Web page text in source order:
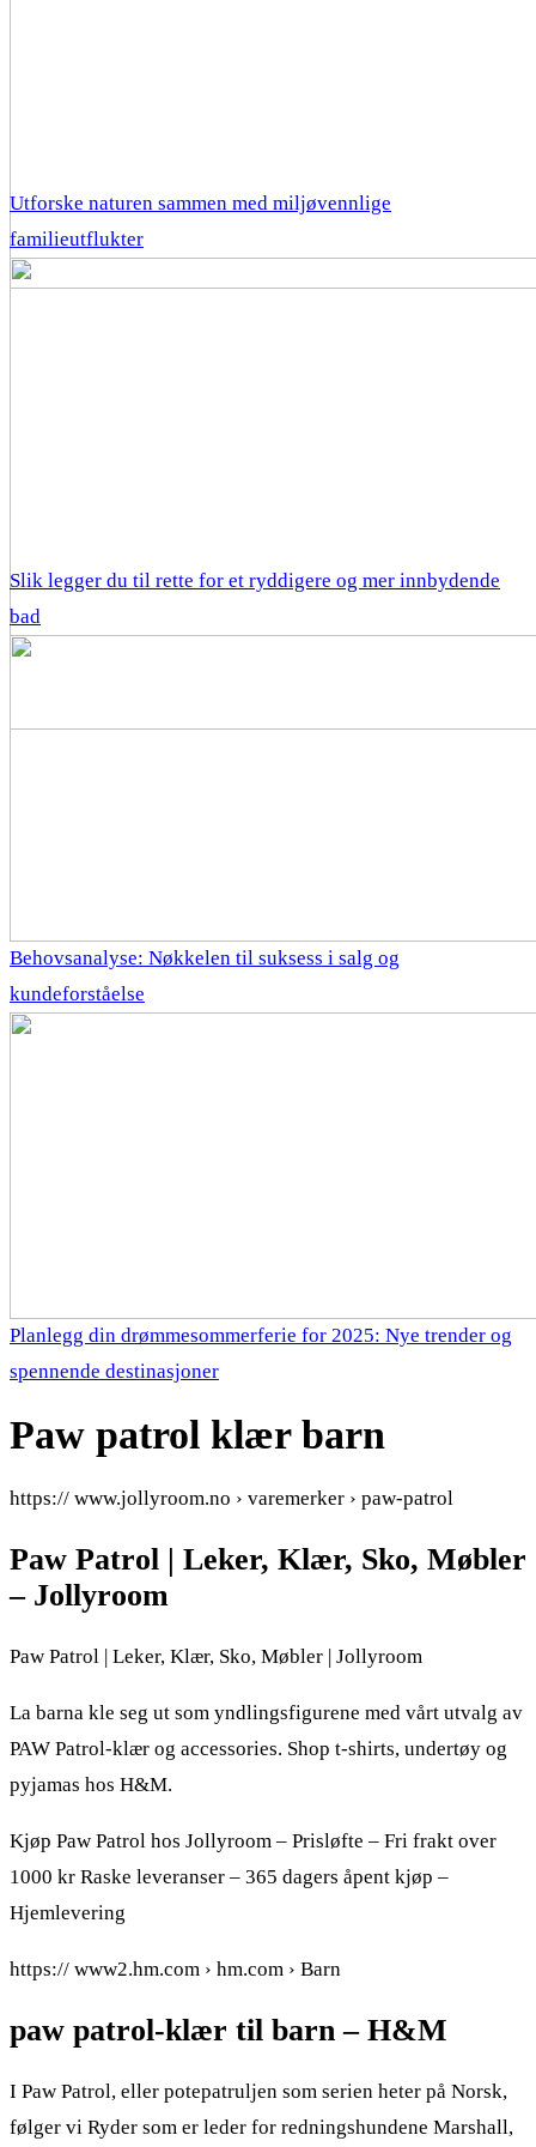
Utforske naturen sammen med miljøvennlige
familieutflukter
Slik legger du til rette for et ryddigere og mer innbydende
bad
Behovsanalyse: Nøkkelen til suksess i salg og
kundeforståelse
Planlegg din drømmesommerferie for 2025: Nye trender og
spennende destinasjoner
Paw patrol klær barn
https:// www.jollyroom.no › varemerker › paw-patrol
Paw Patrol | Leker, Klær, Sko, Møbler
– Jollyroom
Paw Patrol | Leker, Klær, Sko, Møbler | Jollyroom
La barna kle seg ut som yndlingsfigurene med vårt utvalg av
PAW Patrol-klær og accessories. Shop t-shirts, undertøy og
pyjamas hos H&M.
Kjøp Paw Patrol hos Jollyroom – Prisløfte – Fri frakt over
1000 kr Raske leveranser – 365 dagers åpent kjøp –
Hjemlevering
https:// www2.hm.com › hm.com › Barn
paw patrol-klær til barn – H&M
I Paw Patrol, eller potepatruljen som serien heter på Norsk,
følger vi Ryder som er leder for redningshundene Marshall,